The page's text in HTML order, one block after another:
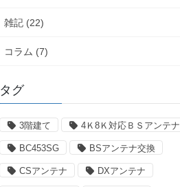
雑記 (22)
コラム (7)
タグ
3階建て 4Ｋ8Ｋ対応ＢＳアンテナ
BC453SG BSアンテナ交換
CSアンテナ DXアンテナ